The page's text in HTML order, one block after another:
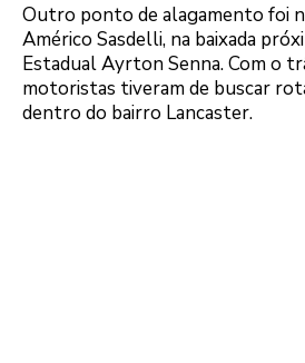
Outro ponto de alagamento foi
Américo Sasdelli, na baixada
Estadual Ayrton Senna. Com o
motoristas tiveram de buscar
dentro do bairro Lancaster.